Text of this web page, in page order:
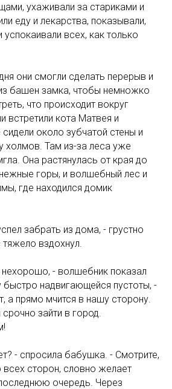
ухаживали за стариками и
еду и лекарства, показывали,
успокаивали всех, как только
они смогли сделать перерыв и
башен замка, чтобы немножко
что происходит вокруг
встретили кота Матвея и
около зубчатой стены и
холмов. Там из-за леса уже
Она растянулась от края до
горы, и волшебный лес и
где находился домик
забрать из дома, - грустно
вздохнул.
- волшебник показал
надвигающейся пустоты, -
а прямо мчится в нашу сторону.
зайти в город.
- спросила бабушка. - Смотрите,
всех сторон, словно желает
очередь. Через